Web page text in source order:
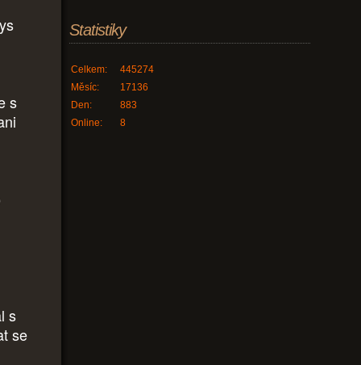
s
s
se
Statistiky
Online: 8
Celkem:
445274
Měsíc:
17136
Den:
883